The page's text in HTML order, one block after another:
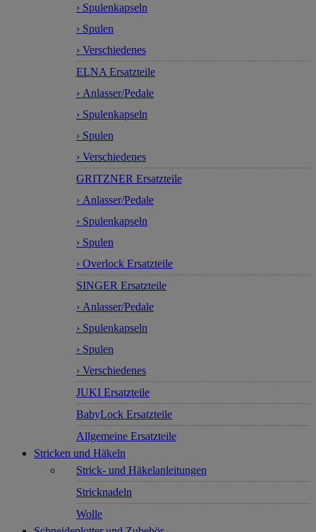
› Spulenkapseln
› Spulen
› Verschiedenes
ELNA Ersatzteile
› Anlasser/Pedale
› Spulenkapseln
› Spulen
› Verschiedenes
GRITZNER Ersatzteile
› Anlasser/Pedale
› Spulenkapseln
› Spulen
› Overlock Ersatzteile
SINGER Ersatzteile
› Anlasser/Pedale
› Spulenkapseln
› Spulen
› Verschiedenes
JUKI Ersatzteile
BabyLock Ersatzteile
Allgemeine Ersatzteile
Stricken und Häkeln
Strick- und Häkelanleitungen
Stricknadeln
Wolle